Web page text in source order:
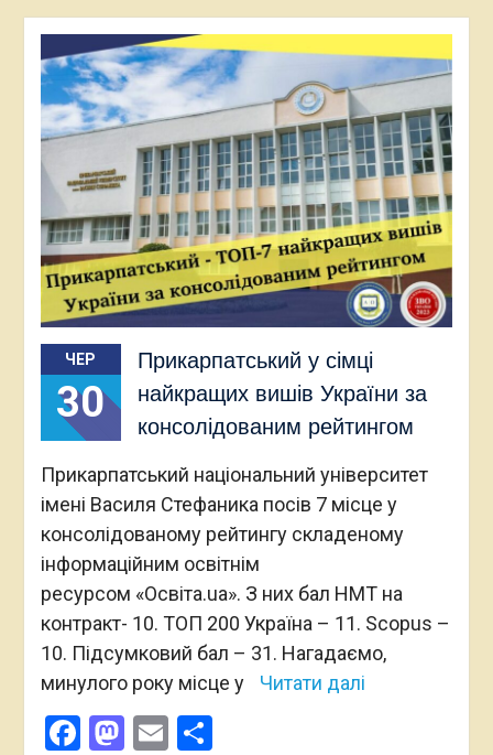
ЧЕР
30
Прикарпатський у сімці
найкращих вишів України за
консолідованим рейтингом
Прикарпатський національний університет
імені Василя Стефаника посів 7 місце у
консолідованому рейтингу складеному
інформаційним освітнім
ресурсом «Освіта.ua». З них бал HMT на
контракт- 10. ТОП 200 Україна – 11. Scopus –
10. Підсумковий бал – 31. Нагадаємо,
минулого року місце у
Читати далі
Facebook
Mastodon
EmailПоділитися